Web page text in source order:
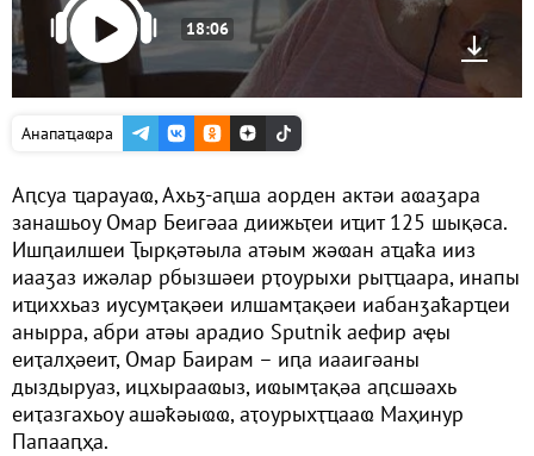
18:06
Анапаҵаҩра
Аԥсуа ҵарауаҩ, Ахьӡ-аԥша аорден актәи аҩаӡара
занашьоу Омар Беигәаа диижьҭеи иҵит 125 шықәса.
Ишԥаилшеи Ҭырқәтәыла атәым жәҩан аҵаҟа ииз
иааӡаз ижәлар рбызшәеи рҭоурыхи рыҭҵаара, инапы
иҵиххьаз иусумҭақәеи илшамҭақәеи иабанӡаҟарҵеи
анырра, абри атәы арадио Sputnik аефир аҿы
еиҭалҳәеит, Омар Баирам – иԥа иааигәаны
дыздыруаз, ицхырааҩыз, иҩымҭақәа аԥсшәахь
еиҭазгахьоу ашәҟәыҩҩ, аҭоурыхҭҵааҩ Маҳинур
Папааԥҳа.